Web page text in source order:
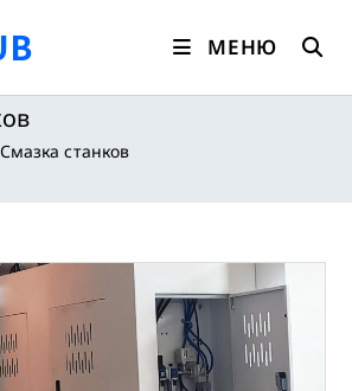
МЕНЮ
Смазка станков